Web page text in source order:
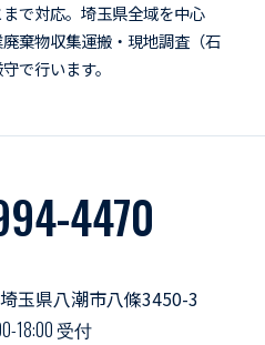
で対応。埼玉県全域を中心
棄物収集運搬・現地調査（石
で行います。
4470
玉県八潮市八條3450-3
18:00 受付